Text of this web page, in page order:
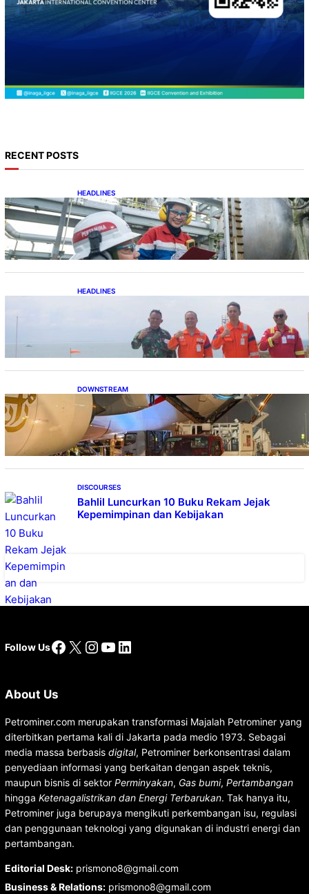
RECENT POSTS
HEADLINES
Terapkan Recompletion, Gas Sales
Pertamina EP Limau Melonjak
HEADLINES
Perkuat Sinergi Pengamanan, Danlanal
Balikpapan Kunjungi Anjungan Bekapai
DOWNSTREAM
Emirates A380, Bukti Kesiapan Pertamina
Layani Pesawat Berbadan Besar
DISCOURSES
Bahlil Luncurkan 10 Buku Rekam Jejak
Kepemimpinan dan Kebijakan
Follow UsFacebook
X Instagram
YouTube
LinkedIn
About Us
Petrominer.com merupakan transformasi Majalah Petrominer yang
diterbitkan pertama kali di Jakarta pada medio 1973. Sebagai
media massa berbasis digital, Petrominer berkonsentrasi dalam
penyediaan informasi yang berkaitan dengan aspek teknis,
maupun bisnis di sektor Perminyakan, Gas bumi, Pertambangan
hingga Ketenagalistrikan dan Energi Terbarukan. Tak hanya itu,
Petrominer juga berupaya mengikuti perkembangan isu, regulasi
dan penggunaan teknologi yang digunakan di industri energi dan
pertambangan.
Editorial Desk:prismono8@gmail.com
Business & Relations:prismono8@gmail.com